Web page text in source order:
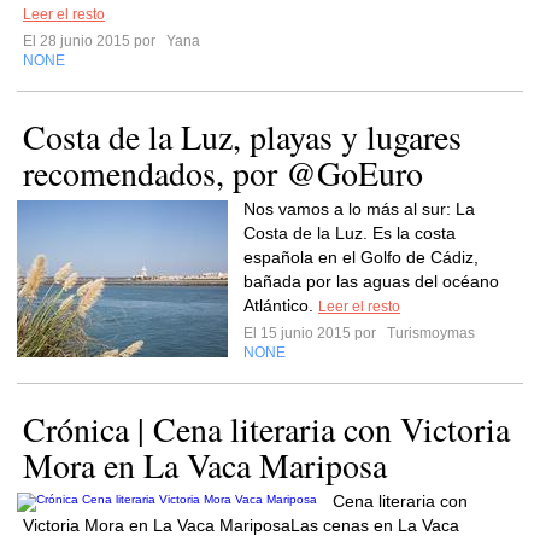
Leer el resto
El 28 junio 2015 por
Yana
NONE
Costa de la Luz, playas y lugares
recomendados, por @GoEuro
Nos vamos a lo más al sur: La
Costa de la Luz. Es la costa
española en el Golfo de Cádiz,
bañada por las aguas del océano
Atlántico.
Leer el resto
El 15 junio 2015 por
Turismoymas
NONE
Crónica | Cena literaria con Victoria
Mora en La Vaca Mariposa
Cena literaria con
Victoria Mora en La Vaca MariposaLas cenas en La Vaca